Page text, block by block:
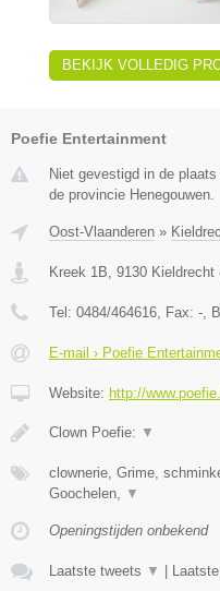
BEKIJK VOLLEDIG
Poefie Entertainment
Niet gevestigd in de
de provincie Henegouwen.
Oost-Vlaanderen »
Kreek 1B, 9130 Kieldrecht
Tel: 0484/464616, Fax: -,
E-mail › Poefie
Website: http://
Clown Poefie: ▼
clownerie, Grime,
Goochelen, ▼
Openingstijden onbekend
Laatste tweets ▼